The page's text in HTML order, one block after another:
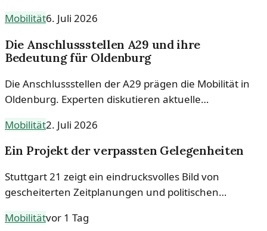
Mobilität6. Juli 2026
Die Anschlussstellen A29 und ihre
Bedeutung für Oldenburg
Die Anschlussstellen der A29 prägen die Mobilität in
Oldenburg. Experten diskutieren aktuelle
Verkehrsanbindung betreffen.
Mobilität2. Juli 2026
Ein Projekt der verpassten Gelegenheiten
Stuttgart 21 zeigt ein eindrucksvolles Bild von
gescheiterten Zeitplanungen und politischen
offenbart die Herausforderungen der
Mobilitätvor 1 Tag